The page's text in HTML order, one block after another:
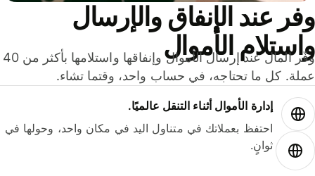
عند الإنفاق والإرسال
الأموال
وفّر المال عند إرسال الأموال وإنفاقها واستلامها بأكثر من 40
كل ما تحتاجه، في حساب واحد، وقتما تشاء.
إدارة الأموال أثناء التنقل عالميًا.
احتفظ بعملاتك في متناول اليد في مكان واحد، وحولها في
ثوانٍ.